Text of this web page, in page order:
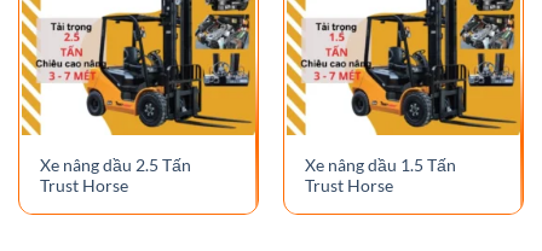
Xe nâng dầu 2.5 Tấn
Trust Horse
Xe nâng dầu 1.5 Tấn
Trust Horse